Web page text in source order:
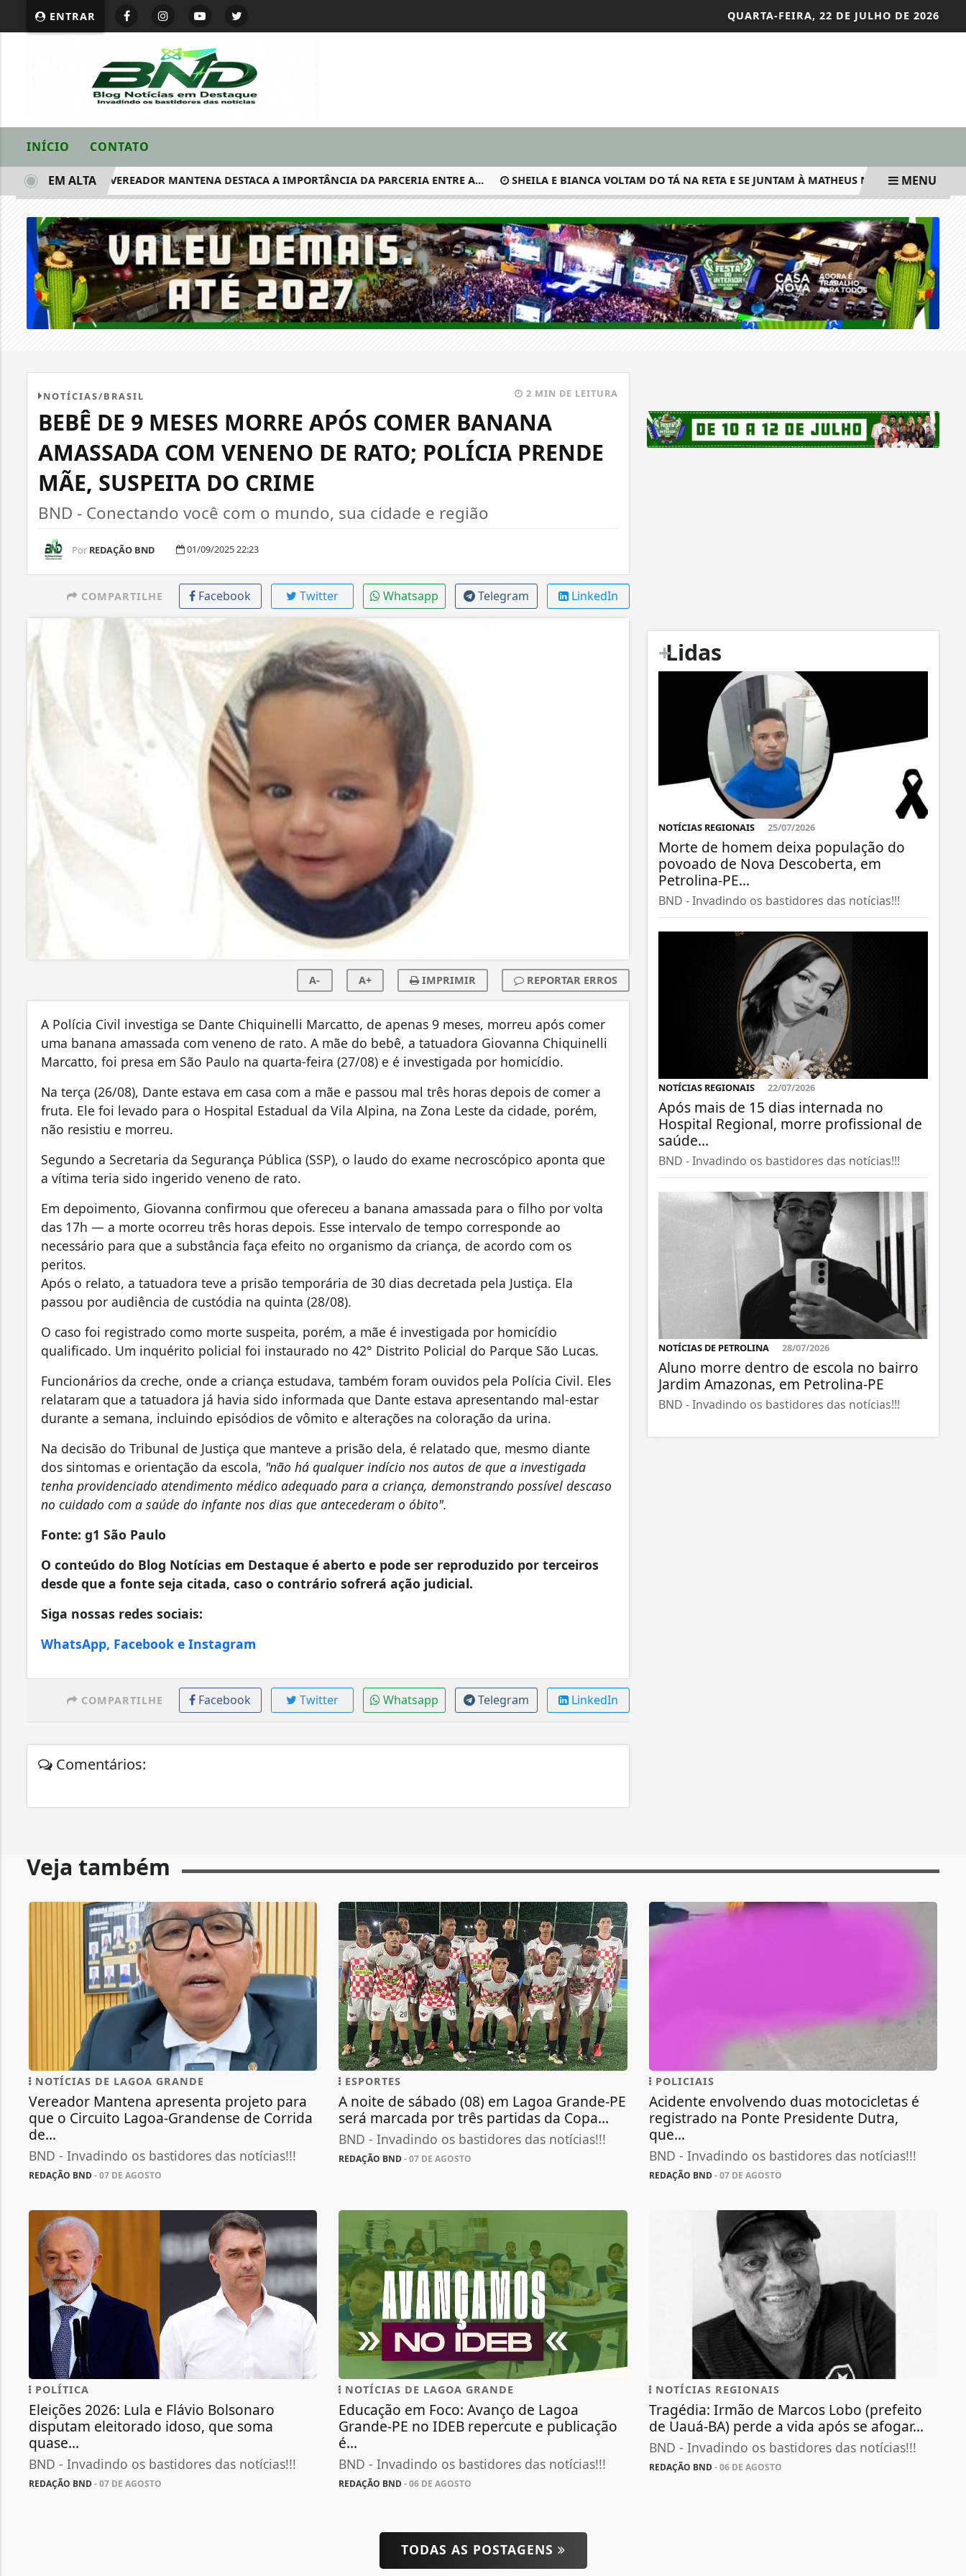
ENTRAR QUARTA-FEIRA, 22 DE JULHO DE 2026
INÍCIO CONTATO
EM DESTAQUE: VEREADOR MANTENA DESTACA A IMPORTÂNCIA DA PARCERIA ENTRE A... SHEILA E BIANCA VOLTAM DO TÁ NA RETA E SE JUNTAM À MATHEUS NA GRANDE FINAL DA
EM ALTA MENU
NOTÍCIAS/BRASIL 2 MIN DE LEITURA
BEBÊ DE 9 MESES MORRE APÓS COMER BANANA
AMASSADA COM VENENO DE RATO; POLÍCIA PRENDE
MÃE, SUSPEITA DO CRIME
BND - Conectando você com o mundo, sua cidade e região
Por REDAÇÃO BND 01/09/2025 22:23
COMPARTILHE Facebook Twitter Whatsapp Telegram LinkedIn
A- A+ IMPRIMIR REPORTAR ERROS
A Polícia Civil investiga se Dante Chiquinelli Marcatto, de apenas 9 meses, morreu após comer
uma banana amassada com veneno de rato. A mãe do bebê, a tatuadora Giovanna Chiquinelli
Marcatto, foi presa em São Paulo na quarta-feira (27/08) e é investigada por homicídio.
Na terça (26/08), Dante estava em casa com a mãe e passou mal três horas depois de comer a
fruta. Ele foi levado para o Hospital Estadual da Vila Alpina, na Zona Leste da cidade, porém,
não resistiu e morreu.
Segundo a Secretaria da Segurança Pública (SSP), o laudo do exame necroscópico aponta que
a vítima teria sido ingerido veneno de rato.
Em depoimento, Giovanna confirmou que ofereceu a banana amassada para o filho por volta
das 17h — a morte ocorreu três horas depois. Esse intervalo de tempo corresponde ao
necessário para que a substância faça efeito no organismo da criança, de acordo com os
peritos.
Após o relato, a tatuadora teve a prisão temporária de 30 dias decretada pela Justiça. Ela
passou por audiência de custódia na quinta (28/08).
O caso foi registrado como morte suspeita, porém, a mãe é investigada por homicídio
qualificado. Um inquérito policial foi instaurado no 42° Distrito Policial do Parque São Lucas.
Funcionários da creche, onde a criança estudava, também foram ouvidos pela Polícia Civil. Eles
relataram que a tatuadora já havia sido informada que Dante estava apresentando mal-estar
durante a semana, incluindo episódios de vômito e alterações na coloração da urina.
Na decisão do Tribunal de Justiça que manteve a prisão dela, é relatado que, mesmo diante
dos sintomas e orientação da escola, "não há qualquer indício nos autos de que a investigada
tenha providenciado atendimento médico adequado para a criança, demonstrando possível descaso
no cuidado com a saúde do infante nos dias que antecederam o óbito".
Fonte: g1 São Paulo
O conteúdo do Blog Notícias em Destaque é aberto e pode ser reproduzido por terceiros
desde que a fonte seja citada, caso o contrário sofrerá ação judicial.
Siga nossas redes sociais:
WhatsApp, Facebook e Instagram
COMPARTILHE Facebook Twitter Whatsapp Telegram LinkedIn
Comentários:
+
Lidas
NOTÍCIAS REGIONAIS 25/07/2026
Morte de homem deixa população do
povoado de Nova Descoberta, em
Petrolina-PE...
BND - Invadindo os bastidores das notícias!!!
NOTÍCIAS REGIONAIS 22/07/2026
Após mais de 15 dias internada no
Hospital Regional, morre profissional de
saúde...
BND - Invadindo os bastidores das notícias!!!
NOTÍCIAS DE PETROLINA 28/07/2026
Aluno morre dentro de escola no bairro
Jardim Amazonas, em Petrolina-PE
BND - Invadindo os bastidores das notícias!!!
Veja também
NOTÍCIAS DE LAGOA GRANDE
Vereador Mantena apresenta projeto para
que o Circuito Lagoa-Grandense de Corrida
de...
BND - Invadindo os bastidores das notícias!!!
REDAÇÃO BND- 07 DE AGOSTO
ESPORTES
A noite de sábado (08) em Lagoa Grande-PE
será marcada por três partidas da Copa...
BND - Invadindo os bastidores das notícias!!!
REDAÇÃO BND- 07 DE AGOSTO
POLICIAIS
Acidente envolvendo duas motocicletas é
registrado na Ponte Presidente Dutra,
que...
BND - Invadindo os bastidores das notícias!!!
REDAÇÃO BND- 07 DE AGOSTO
POLÍTICA
Eleições 2026: Lula e Flávio Bolsonaro
disputam eleitorado idoso, que soma
quase...
BND - Invadindo os bastidores das notícias!!!
REDAÇÃO BND- 07 DE AGOSTO
NOTÍCIAS DE LAGOA GRANDE
Educação em Foco: Avanço de Lagoa
Grande-PE no IDEB repercute e publicação
é...
BND - Invadindo os bastidores das notícias!!!
REDAÇÃO BND- 06 DE AGOSTO
NOTÍCIAS REGIONAIS
Tragédia: Irmão de Marcos Lobo (prefeito
de Uauá-BA) perde a vida após se afogar...
BND - Invadindo os bastidores das notícias!!!
REDAÇÃO BND- 06 DE AGOSTO
TODAS AS POSTAGENS